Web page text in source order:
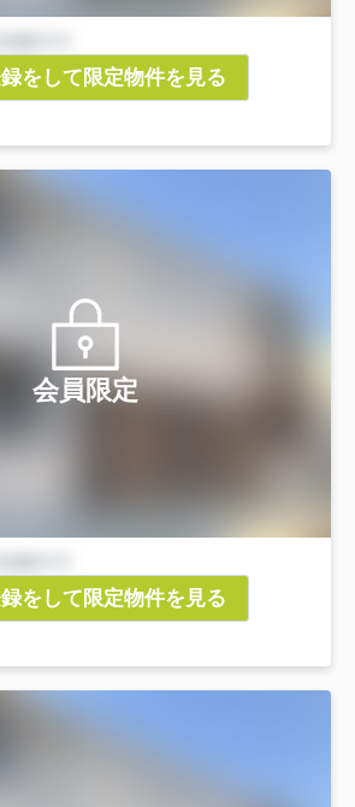
をして限定物件を見る
会員限定
をして限定物件を見る